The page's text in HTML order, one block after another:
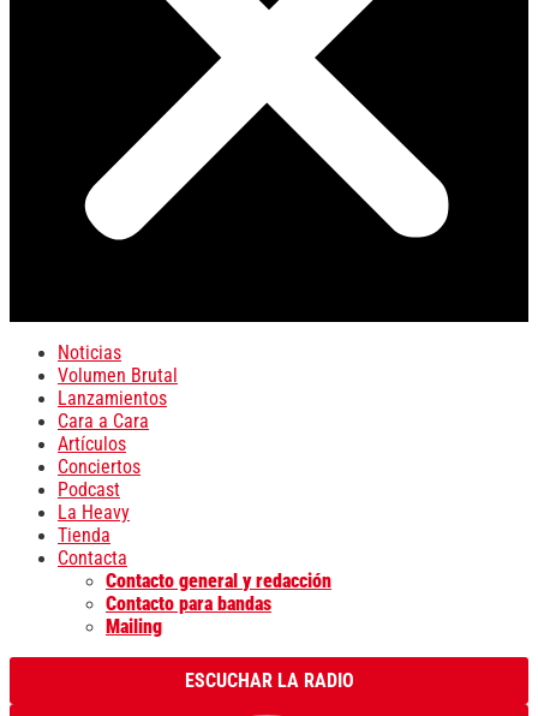
Noticias
Volumen Brutal
Lanzamientos
Cara a Cara
Artículos
Conciertos
Podcast
La Heavy
Tienda
Contacta
Contacto general y redacción
Contacto para bandas
Mailing
ESCUCHAR LA RADIO